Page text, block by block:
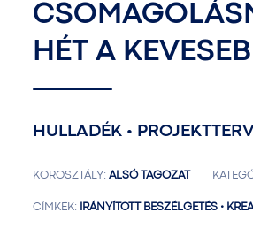
HÉT A
HULLADÉK • PROJEKTTERV
KOROSZTÁLY: ALSÓ TAGOZAT
CÍMKÉK: IRÁNYÍTOTT BESZÉLGETÉS •